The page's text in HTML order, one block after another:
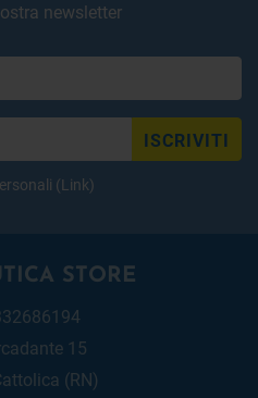
newsletter
ISCRIVITI
(Link)
STORE
15
(RN)